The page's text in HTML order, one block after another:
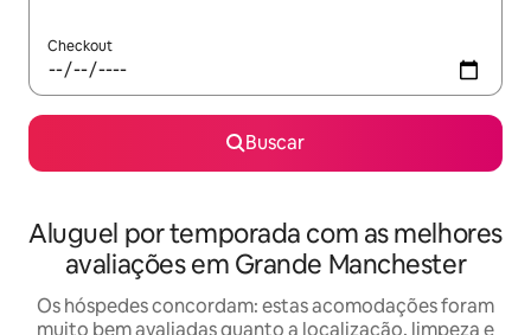
Checkout
Buscar
Aluguel por temporada com as melhores
avaliações em Grande Manchester
Os hóspedes concordam: estas acomodações foram
muito bem avaliadas quanto a localização, limpeza e